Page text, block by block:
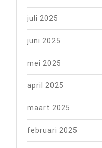
juli 2025
juni 2025
mei 2025
april 2025
maart 2025
februari 2025